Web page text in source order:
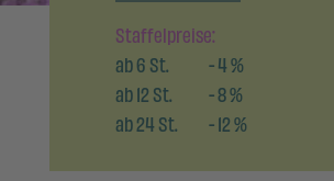
Staffelpreise:
ab6St. -4%
ab12St. -8%
ab24St. -12%